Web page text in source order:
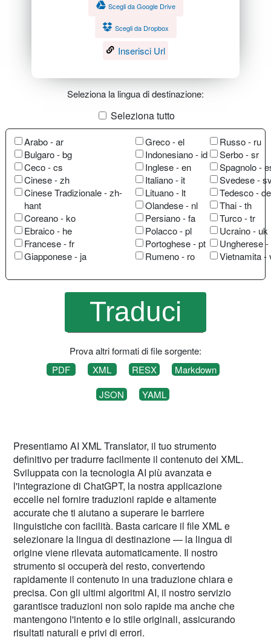
Scegli da Google Drive
Scegli da Dropbox
Inserisci Url
Seleziona la lingua di destinazione:
Seleziona tutto
Arabo - ar
Bulgaro - bg
Ceco - cs
Cinese - zh
Cinese Tradizionale - zh-
hant
Coreano - ko
Ebraico - he
Francese - fr
Giapponese - ja
Greco - el
Indonesiano - id
Inglese - en
Italiano - it
Lituano - lt
Olandese - nl
Persiano - fa
Polacco - pl
Portoghese - pt
Rumeno - ro
Russo - ru
Serbo - sr
Spagnolo -
Svedese -
Tedesco - de
Thai - th
Turco - tr
Ucraino - uk
Ungherese -
Vietnamita -
Prova altri formati di file sorgente:
PDF
XML RESX
Markdown
JSON
YAML
Presentiamo AI XML Translator, il tuo strumento
definitivo per tradurre facilmente il contenuto dei XML.
Sviluppata con la tecnologia AI più avanzata e
l'integrazione di ChatGPT, la nostra applicazione
eccelle nel fornire traduzioni rapide e altamente
accurate che ti aiutano a superare le barriere
linguistiche con facilità. Basta caricare il file XML e
selezionare la lingua di destinazione — la lingua di
origine viene rilevata automaticamente. Il nostro
strumento si occuperà del resto, convertendo
rapidamente il contenuto in una traduzione chiara e
precisa. Con gli ultimi algoritmi AI, il nostro servizio
garantisce traduzioni non solo rapide ma anche che
mantengono l'intento e lo stile originali, assicurando
risultati naturali e privi di errori.